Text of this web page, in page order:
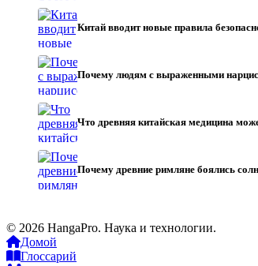
Китай вводит новые правила
Почему людям с выраженными
Что древняя китайская медицина
Почему древние римляне боялись
© 2026 HangaPro. Наука и технологии.
Домой
Глоссарий